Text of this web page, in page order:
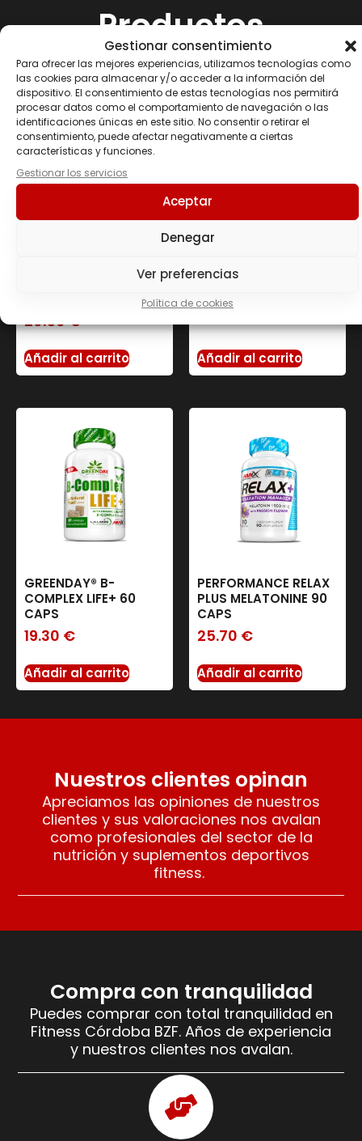
Gestionar consentimiento
Para ofrecer las mejores experiencias, utilizamos tecnologías como
las cookies para almacenar y/o acceder a la información del
dispositivo. El consentimiento de estas tecnologías nos permitirá
procesar datos como el comportamiento de navegación o las
identificaciones únicas en este sitio. No consentir o retirar el
consentimiento, puede afectar negativamente a ciertas
características y funciones.
Gestionar los servicios
Aceptar
Denegar
Ver preferencias
Política de cookies
Productos
relacionados
PROVEGAN SELENIUM
NATURAL 90 VCAPS
20.50€
Añadir al carrito
GREENDAY® CURCUM-
IN RAPID 60 CAPS
24.00
Añadir al carrito
GREENDAY® B-
COMPLEX LIFE+ 60
CAPS
19.30 €
Añadir al carrito
PERFORMANCE RELAX
PLUS MELATONINE 90
CAPS
25.70 €
Añadir al carrito
Nuestros clientes opinan
Apreciamos las opiniones de nuestros
clientes y sus valoraciones nos avalan
como profesionales del sector de la
nutrición y suplementos deportivos
fitness.
Compra con tranquilidad
Puedes comprar con total tranquilidad en
Fitness Córdoba BZF. Años de experiencia
y nuestros clientes nos avalan.